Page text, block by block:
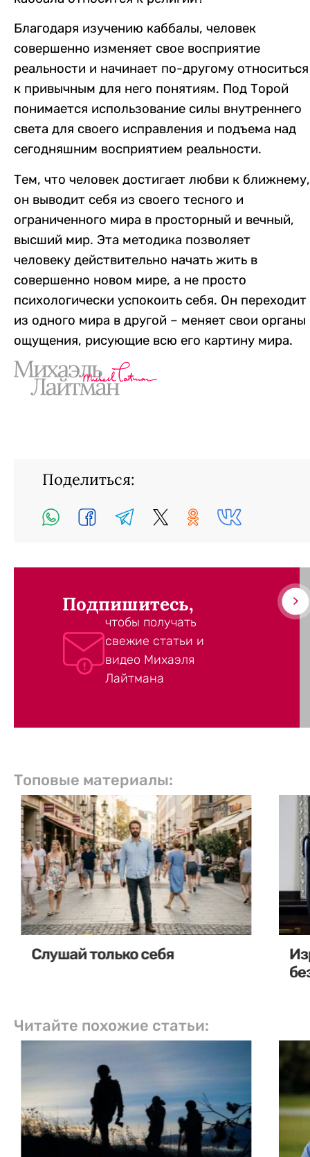
Благодаря изучению каббалы, человек
совершенно изменяет свое восприятие
реальности и начинает по-другому относиться
к привычным для него понятиям. Под Торой
понимается использование силы внутреннего
света для своего исправления и подъема над
сегодняшним восприятием реальности.
Тем, что человек достигает любви к ближнему,
он выводит себя из своего тесного и
ограниченного мира в просторный и вечный,
высший мир. Эта методика позволяет
человеку действительно начать жить в
совершенно новом мире, а не просто
психологически успокоить себя. Он переходит
из одного мира в другой – меняет свои органы
ощущения, рисующие всю его картину мира.
Поделиться:
Подпишитесь,
чтобы получать
свежие статьи и
видео Михаэля
Лайтмана
Топовые материалы:
Слушай только себя
Читайте похожие статьи: